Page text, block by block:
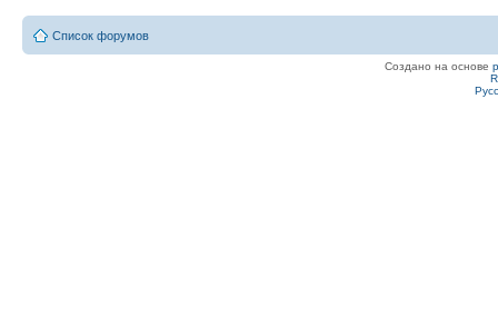
Список форумов
Создано на основе